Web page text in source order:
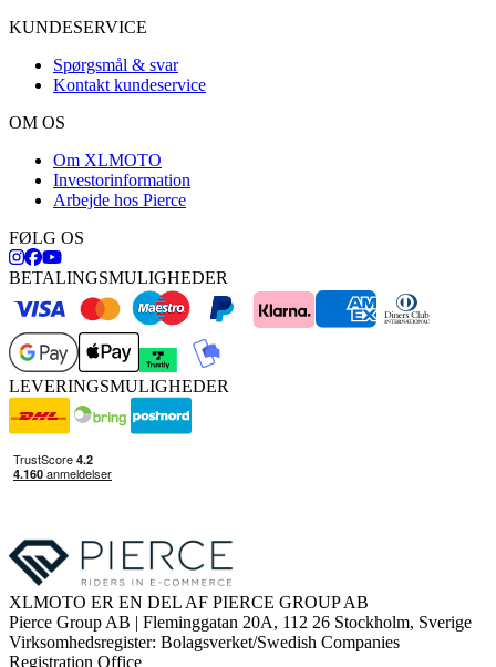
KUNDESERVICE
Spørgsmål & svar
Kontakt kundeservice
OM OS
Om XLMOTO
Investorinformation
Arbejde hos Pierce
FØLG OS
BETALINGSMULIGHEDER
LEVERINGSMULIGHEDER
XLMOTO ER EN DEL AF PIERCE GROUP AB
Pierce Group AB | Fleminggatan 20A, 112 26 Stockholm, Sverige
Virksomhedsregister: Bolagsverket/Swedish Companies
Registration Office